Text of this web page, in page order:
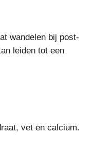
wandelen bij post-
leiden tot een
vet en calcium.